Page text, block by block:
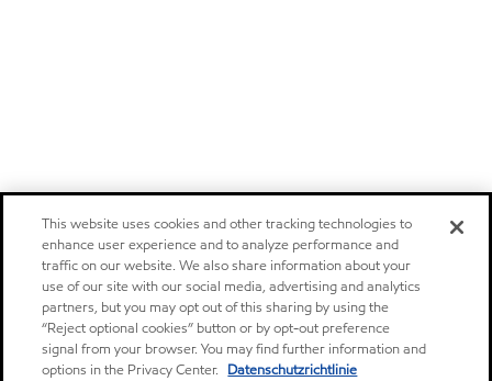
This website uses cookies and other tracking technologies to
enhance user experience and to analyze performance and
traffic on our website. We also share information about your
use of our site with our social media, advertising and analytics
partners, but you may opt out of this sharing by using the
“Reject optional cookies” button or by opt-out preference
signal from your browser. You may find further information and
options in the Privacy Center. Datenschutzrichtlinie